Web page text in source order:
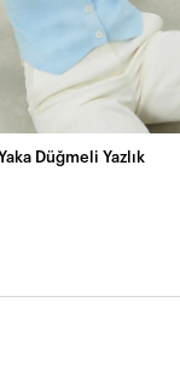
Düğmeli Yazlık